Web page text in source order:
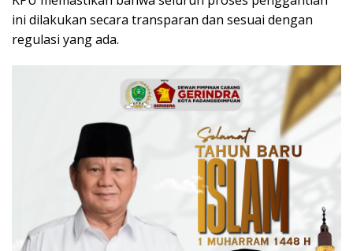
ini dilakukan secara transparan dan sesuai dengan
regulasi yang ada.